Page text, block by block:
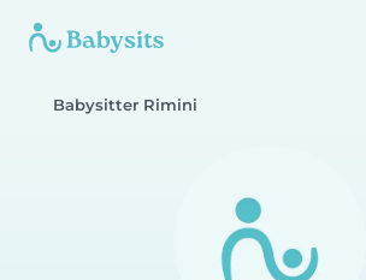
Babysitter Rimini